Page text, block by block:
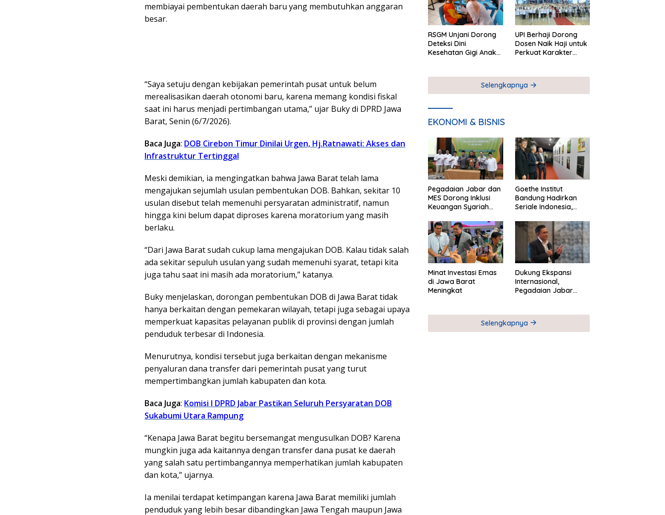
membiayai pembentukan daerah baru yang membutuhkan anggaran
besar.
“Saya setuju dengan kebijakan pemerintah pusat untuk belum
merealisasikan daerah otonomi baru, karena memang kondisi fiskal
saat ini harus menjadi pertimbangan utama,” ujar Buky di DPRD Jawa
Barat, Senin (6/7/2026).
Baca Juga: DOB Cirebon Timur Dinilai Urgen, Hj.Ratnawati: Akses dan
Infrastruktur Tertinggal
Meski demikian, ia mengingatkan bahwa Jawa Barat telah lama
mengajukan sejumlah usulan pembentukan DOB. Bahkan, sekitar 10
usulan disebut telah memenuhi persyaratan administratif, namun
hingga kini belum dapat diproses karena moratorium yang masih
berlaku.
“Dari Jawa Barat sudah cukup lama mengajukan DOB. Kalau tidak salah
ada sekitar sepuluh usulan yang sudah memenuhi syarat, tetapi kita
juga tahu saat ini masih ada moratorium,” katanya.
Buky menjelaskan, dorongan pembentukan DOB di Jawa Barat tidak
hanya berkaitan dengan pemekaran wilayah, tetapi juga sebagai upaya
memperkuat kapasitas pelayanan publik di provinsi dengan jumlah
penduduk terbesar di Indonesia.
Menurutnya, kondisi tersebut juga berkaitan dengan mekanisme
penyaluran dana transfer dari pemerintah pusat yang turut
mempertimbangkan jumlah kabupaten dan kota.
Baca Juga: Komisi I DPRD Jabar Pastikan Seluruh Persyaratan DOB
Sukabumi Utara Rampung
“Kenapa Jawa Barat begitu bersemangat mengusulkan DOB? Karena
mungkin juga ada kaitannya dengan transfer dana pusat ke daerah
yang salah satu pertimbangannya memperhatikan jumlah kabupaten
dan kota,” ujarnya.
Ia menilai terdapat ketimpangan karena Jawa Barat memiliki jumlah
penduduk yang lebih besar dibandingkan Jawa Tengah maupun Jawa
RSGM Unjani Dorong
Deteksi Dini
Kesehatan Gigi Anak
UPI Berhaji Dorong
Dosen Naik Haji untuk
Perkuat Karakter
Selengkapnya
EKONOMI & BISNIS
Pegadaian Jabar dan
MES Dorong Inklusi
Keuangan Syariah
UMKM
Goethe Institut
Bandung Hadirkan
Seriale Indonesia,
Global Industri Serial
Minat Investasi Emas
di Jawa Barat
Meningkat
Dukung Ekspansi
Internasional,
Pegadaian Jabar
Pegadaian Timor
Leste
Selengkapnya